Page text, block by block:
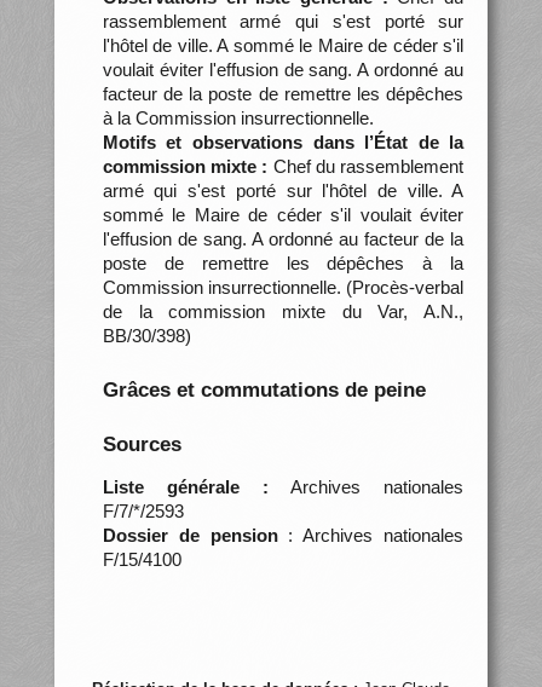
rassemblement armé qui s'est porté sur
l'hôtel de ville. A sommé le Maire de céder s'il
voulait éviter l'effusion de sang. A ordonné au
facteur de la poste de remettre les dépêches
à la Commission insurrectionnelle.
Motifs et observations dans l’État de la
commission mixte : Chef du rassemblement
armé qui s'est porté sur l'hôtel de ville. A
sommé le Maire de céder s'il voulait éviter
l'effusion de sang. A ordonné au facteur de la
poste de remettre les dépêches à la
Commission insurrectionnelle. (Procès-verbal
de la commission mixte du Var, A.N.,
BB/30/398)
Grâces et commutations de peine
Sources
Liste générale : Archives nationales
F/7/*/2593
Dossier de pension: Archives nationales
F/15/4100